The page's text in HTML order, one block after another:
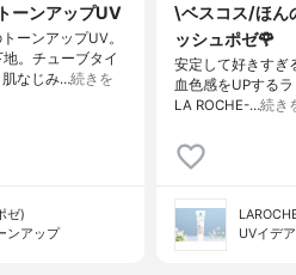
ーンアップUV
ーンアップUV。
。チューブタイ
肌なじみ…続きを
ゼ)
ンアップ
\ベスコス/ほん
ッシュポゼ🌹
安定して好きすぎ
血色感をUPするラロ
LA ROCHE-…続き
UVイデ